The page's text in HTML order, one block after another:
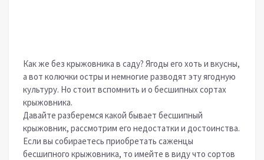
Как же без крыжовника в саду? Ягоды его хоть и вкусны,
а вот колючки остры и немногие разводят эту ягодную
культуру. Но стоит вспомнить и о бесшипных сортах
крыжовника.
Давайте разберемся какой бывает бесшипный
крыжовник, рассмотрим его недостатки и достоинства.
Если вы собираетесь приобретать саженцы
бесшипного крыжовника, то имейте в виду что сортов